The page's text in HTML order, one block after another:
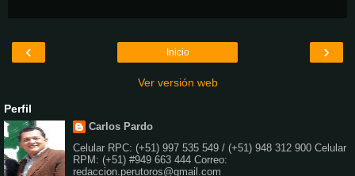
‹ ›
Inicio
Ver versión web
Perfil
Carlos Pardo
Celular RPC: (+51) 997 535 549 / (+51) 948 312 900 Celular
RPM: (+51) #949 663 444 Correo:
redaccion.perutoros@gmail.com